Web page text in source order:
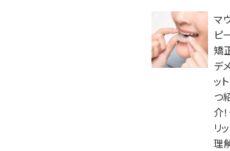
マ
ピ
矯
デ
ッ
つ
介
リ
理